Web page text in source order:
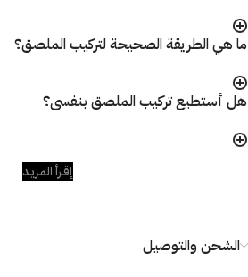
ما هي الطريقة الصحيحة لتركيب الملصق؟
هل أستطيع تركيب الملصق بنفسى؟
إقـرأ المزيـد
الشحن والتوصيل